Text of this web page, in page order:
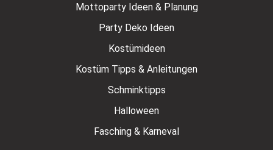
Mottoparty Ideen & Planung
Party Deko Ideen
Kostümideen
Kostüm Tipps & Anleitungen
Schminktipps
Halloween
Fasching & Karneval